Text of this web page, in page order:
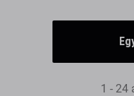
1 - 24